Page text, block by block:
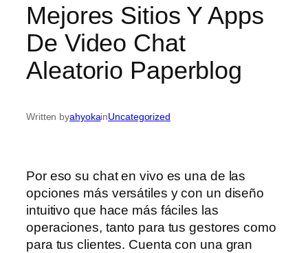
Mejores Sitios Y Apps
De Video Chat
Aleatorio Paperblog
Written byahyokainUncategorized
Por eso su chat en vivo es una de las
opciones más versátiles y con un diseño
intuitivo que hace más fáciles las
operaciones, tanto para tus gestores como
para tus clientes. Cuenta con una gran